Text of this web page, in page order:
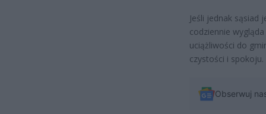
Jeśli jednak sąsiad
codziennie
uciążliwości do
czystości i spokoju.
Obserwuj